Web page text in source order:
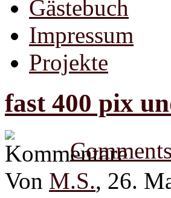
Gästebuch
Impressum
Projekte
fast 400 pix
Von M.S., 26.